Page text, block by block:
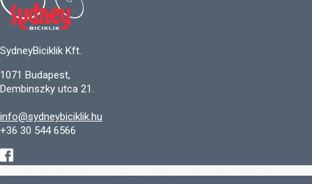
SydneyBiciklik Kft.
1071 Budapest,
Dembinszky utca 21.
info@sydneybiciklik.hu
+36 30 544 6566